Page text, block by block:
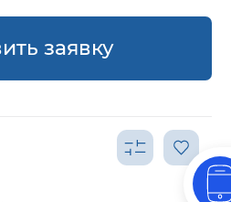
заявку